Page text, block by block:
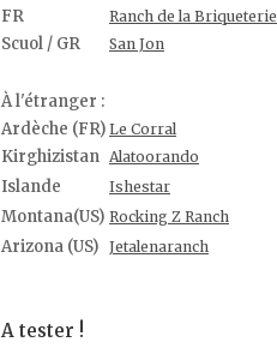
FR
Ranch de la Briqueterie
Scuol / GR San Jon
À l'étranger :
Ardèche (FR) Le Corral
Kirghizistan Alatoorando
Islande Ishestar
Montana(US) Rocking Z Ranch
Arizona (US) Jetalenaranch
A tester !